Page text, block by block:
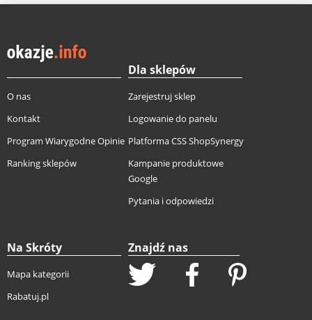
O nas
Kontakt
Program Wiarygodne Opinie
Ranking sklepów
Dla sklepów
Zarejestruj sklep
Logowanie do panelu
Platforma CSS ShopSynergy
Kampanie produktowe
Google
Pytania i odpowiedzi
Na Skróty
Mapa kategorii
Rabatuj.pl
Znajdź nas